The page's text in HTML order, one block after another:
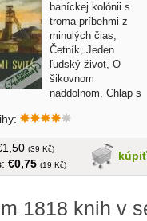
baníckej kolónii s
troma príbehmi z
minulých čias,
Četník, Jeden
ľudský život, O
šikovnom
naddolnom, Chlap s
kúpiť
(39 Kč)
€0,75 (19 Kč)
1818 knih v